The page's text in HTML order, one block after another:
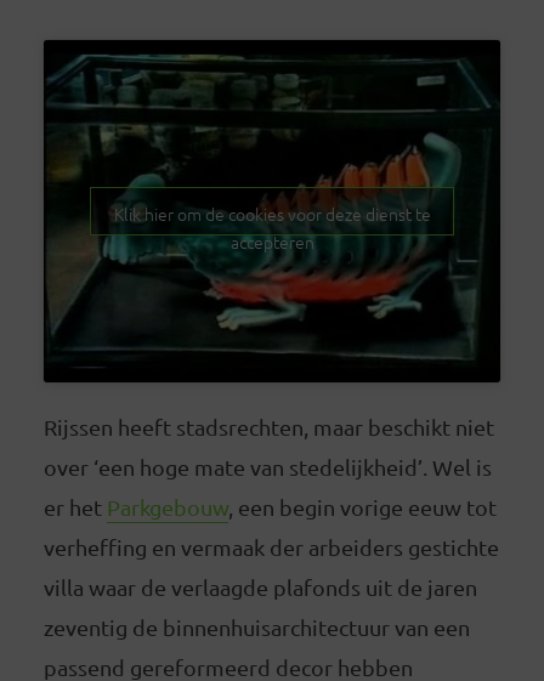
Klik hier om de cookies voor deze dienst te
accepteren
Rijssen heeft stadsrechten, maar beschikt niet
over ‘een hoge mate van stedelijkheid’. Wel is
er het Parkgebouw, een begin vorige eeuw tot
verheffing en vermaak der arbeiders gestichte
villa waar de verlaagde plafonds uit de jaren
zeventig de binnenhuisarchitectuur van een
passend gereformeerd decor hebben